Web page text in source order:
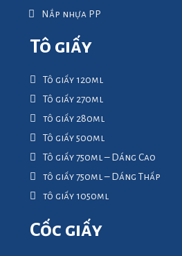
Nắp nhựa PP
Tô giấy
Tô giấy 120ml
Tô giấy 270ml
tô giấy 280ml
Tô giấy 500ml
Tô giấy 750ml – Dáng Cao
tô giấy 750ml – Dáng Thấp
tô giấy 1050ml
Cốc giấy